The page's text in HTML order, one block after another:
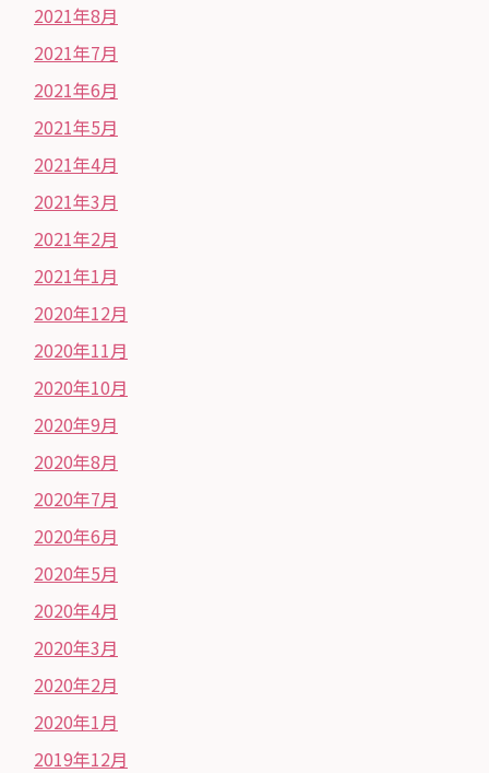
2021年8月
2021年7月
2021年6月
2021年5月
2021年4月
2021年3月
2021年2月
2021年1月
2020年12月
2020年11月
2020年10月
2020年9月
2020年8月
2020年7月
2020年6月
2020年5月
2020年4月
2020年3月
2020年2月
2020年1月
2019年12月